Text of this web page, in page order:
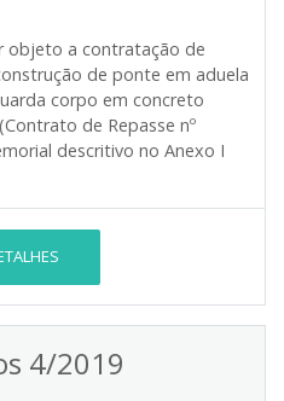
objeto a contratação de
de ponte em aduela
corpo em concreto
de Repasse nº
descritivo no Anexo I
4/2019